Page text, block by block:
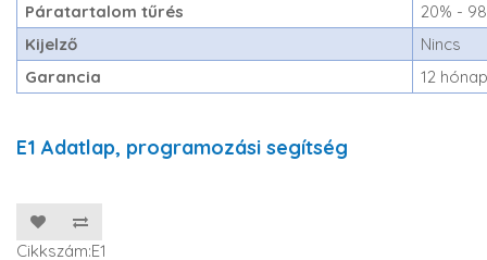
Páratartalom tűrés
20% -
Kijelző
Nincs
Garancia
12
E1 Adatlap, programozási segítség
Cikkszám:E1